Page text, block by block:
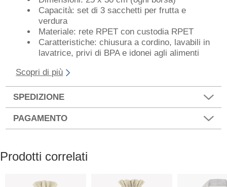
Capacità: set di 3 sacchetti per frutta e
verdura
Materiale: rete RPET con custodia RPET
Caratteristiche: chiusura a cordino, lavabili in
lavatrice, privi di BPA e idonei agli alimenti
Scopri di più
SPEDIZIONE
PAGAMENTO
Prodotti correlati